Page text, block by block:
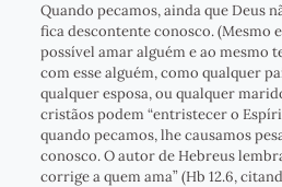
Quando pecamos, ainda que Deus
fica descontente conosco. (Mesmo
possível amar alguém e ao mesmo
com esse alguém, como qualquer
qualquer esposa, ou qualquer
cristãos podem “entristecer o
quando pecamos, lhe causamos
conosco. O autor de Hebreus
corrige a quem ama” (Hb 12.6,